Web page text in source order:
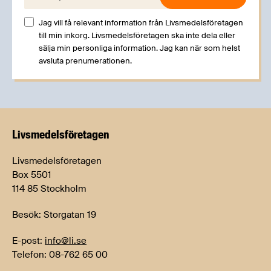
Jag vill få relevant information från Livsmedelsföretagen
till min inkorg. Livsmedelsföretagen ska inte dela eller
sälja min personliga information. Jag kan när som helst
avsluta prenumerationen.
Livsmedels­företagen
Livsmedelsföretagen
Box 5501
114 85 Stockholm
Besök: Storgatan 19
E-post: info@li.se
Telefon: 08-762 65 00